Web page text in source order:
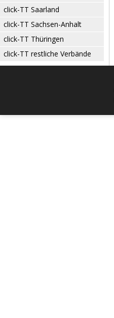
click-TT Saarland
click-TT Sachsen-Anhalt
click-TT Thüringen
click-TT restliche Verbände